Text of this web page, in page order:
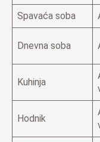
Spavaća soba
Dnevna soba
Kuhinja
Hodnik